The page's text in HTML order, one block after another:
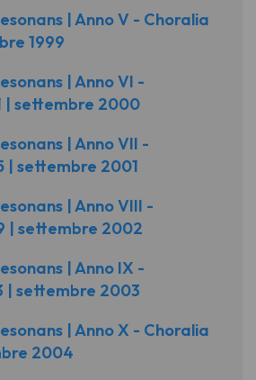
| Anno V - Choralia
1999
| Anno VI -
| settembre 2000
| Anno VII -
| settembre 2001
| Anno VIII -
| settembre 2002
| Anno IX -
| settembre 2003
| Anno X - Choralia
2004